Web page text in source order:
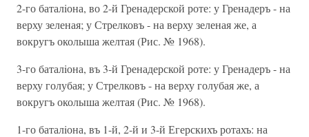
2-го баталiона, во 2-й Гренадерской роте: у Гренадеръ - на
верху зеленая; у Стрелковъ - на верху зеленая же, а
вокругъ околыша желтая (Рис. № 1968).
3-го баталiона, въ 3-й Гренадерской роте: у Гренадеръ - на
верху голубая; у Стрелковъ - на верху голубая же, а
вокругъ околыша желтая (Рис. № 1968).
1-го баталiона, въ 1-й, 2-й и 3-й Егерскихъ ротахъ: на